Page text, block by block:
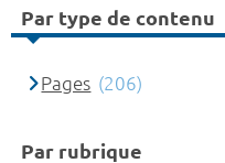
Par type de contenu
Pages (206)
Par rubrique